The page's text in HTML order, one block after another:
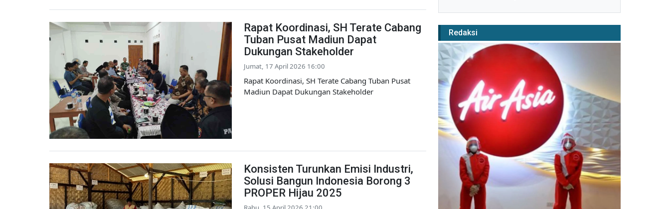
Rapat Koordinasi, SH Terate Cabang
Tuban Pusat Madiun Dapat
Dukungan Stakeholder
Jumat, 17 April 2026 16:00
Rapat Koordinasi, SH Terate Cabang Tuban Pusat
Madiun Dapat Dukungan Stakeholder
Konsisten Turunkan Emisi Industri,
Solusi Bangun Indonesia Borong 3
PROPER Hijau 2025
Redaksi